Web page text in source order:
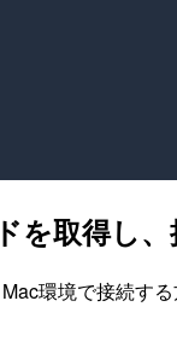
取得し、
環境で接続する